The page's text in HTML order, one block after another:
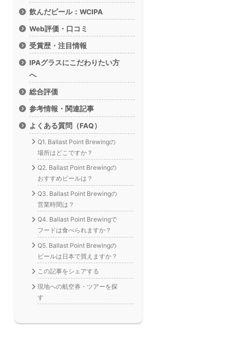
飲んだビール：WCIPA
Web評価・口コミ
受賞歴・注目情報
IPAグラスにこだわりたい方
へ
総合評価
参考情報・関連記事
よくある質問（FAQ）
Q1. Ballast Point Brewingの
場所はどこですか？
Q2. Ballast Point Brewingの
おすすめビールは？
Q3. Ballast Point Brewingの
営業時間は？
Q4. Ballast Point Brewingで
フードは食べられますか？
Q5. Ballast Point Brewingの
ビールは日本で買えますか？
この記事をシェアする
現地への航空券・ツアーを探
す